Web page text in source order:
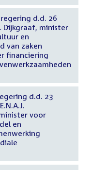
d.d. 26
Dijkgraaf, minister
en
van zaken
financiering
d.d. 23
voor
en